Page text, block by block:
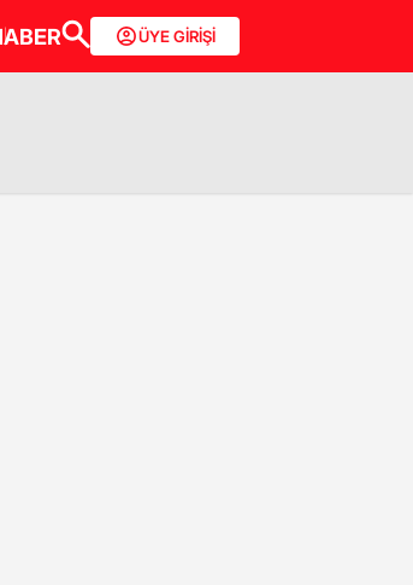
ÜYE GİRİŞİ